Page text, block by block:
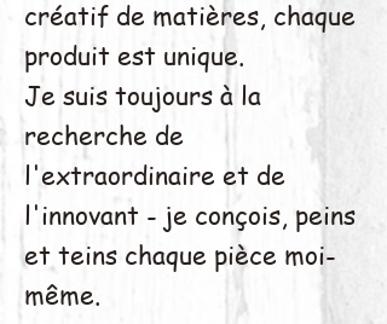
créatif de matières, chaque
produit est unique.
Je suis toujours à la
recherche de
l'extraordinaire et de
l'innovant - je conçois, peins
et teins chaque pièce moi-
même.